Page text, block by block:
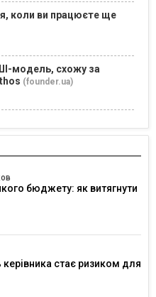
коли ви працюєте ще
модель, схожу за
(founder.ua)
бюджету: як витягнути
керівника стає ризиком для